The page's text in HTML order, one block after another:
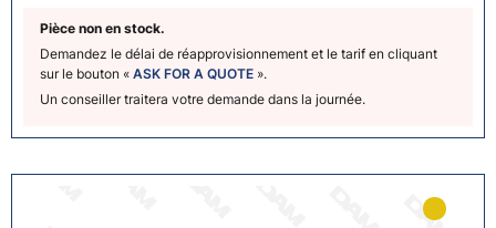
Pièce non en stock.
Demandez le délai de réapprovisionnement et le tarif en cliquant
sur le bouton « ASK FOR A QUOTE ».
Un conseiller traitera votre demande dans la journée.